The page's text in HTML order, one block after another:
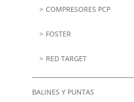
COMPRESORES PCP
FOSTER
RED TARGET
BALINES Y PUNTAS